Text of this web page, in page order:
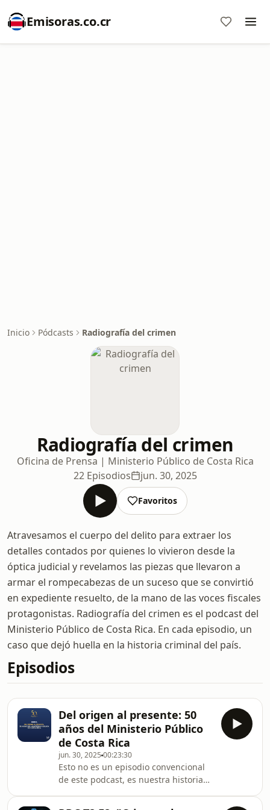
Emisoras.co.cr
Inicio Pódcasts Radiografía del crimen
Radiografía del crimen
Oficina de Prensa | Ministerio Público de Costa Rica
22 Episodios
jun. 30, 2025
Favoritos
Atravesamos el cuerpo del delito para extraer los
detalles contados por quienes lo vivieron desde la
óptica judicial y revelamos las piezas que llevaron a
armar el rompecabezas de un suceso que se convirtió
en expediente resuelto, de la mano de las voces fiscales
protagonistas. Radiografía del crimen es el podcast del
Ministerio Público de Costa Rica. En cada episodio, un
caso que dejó huella en la historia criminal del país.
Episodios
Del origen al presente: 50
años del Ministerio Público
de Costa Rica
jun. 30, 2025 00:23:30
Esto no es un episodio convencional
de este podcast, es nuestra historia